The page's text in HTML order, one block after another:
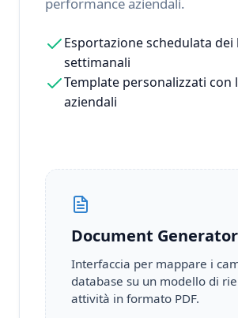
Esportazione schedulata dei
settimanali
Template personalizzati con
aziendali
Document Generator
Interfaccia per mappare i
database su un modello di
attività in formato PDF.